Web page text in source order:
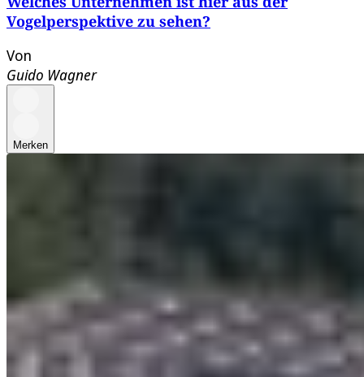
Vogelperspektive zu sehen?
Von
Guido Wagner
Merken